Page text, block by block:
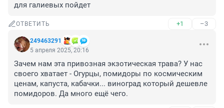
для галиевых пойдет
ОТВЕТИТЬ +1 –3
249463291
5 апреля 2025, 20:16
Зачем нам эта привозная экзотическая трава? У нас
своего хватает - Огурцы, помидоры по космическим
ценам, капуста, кабачки... виноград который дешевле
помидоров. Да много ещё чего.